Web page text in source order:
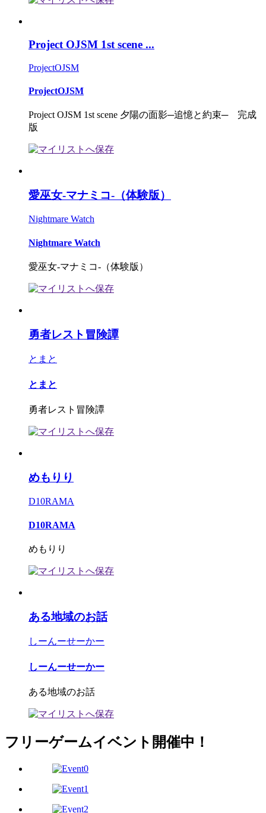
Project OJSM 1st scene ...
ProjectOJSM
ProjectOJSM
Project OJSM 1st scene 夕陽の面影─追憶と約束─ 完成
版
愛巫女-マナミコ-（体験版）
Nightmare Watch
Nightmare Watch
愛巫女-マナミコ-（体験版）
勇者レスト冒険譚
とまと
とまと
勇者レスト冒険譚
めもりり
D10RAMA
D10RAMA
めもりり
ある地域のお話
しーんーせーかー
しーんーせーかー
ある地域のお話
フリーゲームイベント開催中！